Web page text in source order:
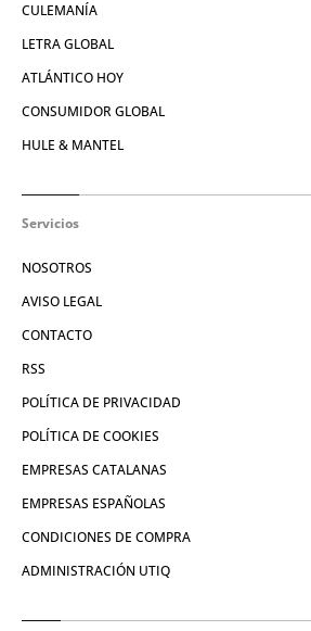
CULEMANÍA
LETRA GLOBAL
ATLÁNTICO HOY
CONSUMIDOR GLOBAL
HULE & MANTEL
Servicios
NOSOTROS
AVISO LEGAL
CONTACTO
RSS
POLÍTICA DE PRIVACIDAD
POLÍTICA DE COOKIES
EMPRESAS CATALANAS
EMPRESAS ESPAÑOLAS
CONDICIONES DE COMPRA
ADMINISTRACIÓN UTIQ